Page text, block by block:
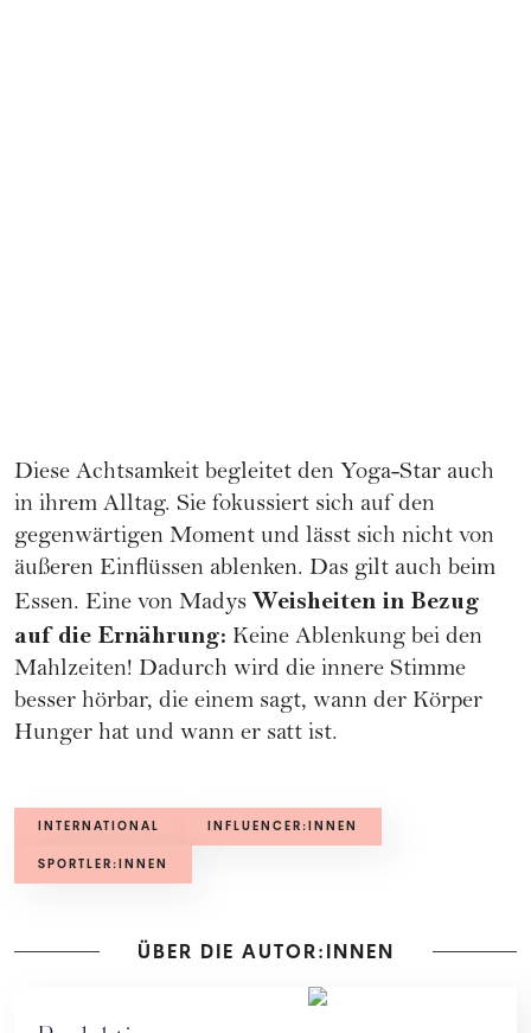
Diese Achtsamkeit begleitet den Yoga-Star auch
in ihrem Alltag. Sie fokussiert sich auf den
gegenwärtigen Moment und lässt sich nicht von
äußeren Einflüssen ablenken. Das gilt auch beim
Essen. Eine von Madys Weisheiten in Bezug
auf die Ernährung: Keine Ablenkung bei den
Mahlzeiten! Dadurch wird die innere Stimme
besser hörbar, die einem sagt, wann der Körper
Hunger hat und wann er satt ist.
INTERNATIONAL INFLUENCER:INNEN
SPORTLER:INNEN
ÜBER DIE AUTOR:INNEN